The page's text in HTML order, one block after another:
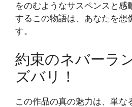
をのむようなサスペンスと感
するこの物語は、あなたを想
す。
約束のネバーラ
ズバリ！
この作品の真の魅力は、単な